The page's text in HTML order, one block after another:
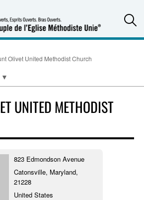
Olivet United Methodist Church
▼
UNITED METHODIST
823 Edmondson Avenue
Catonsville, Maryland,
21228
United States